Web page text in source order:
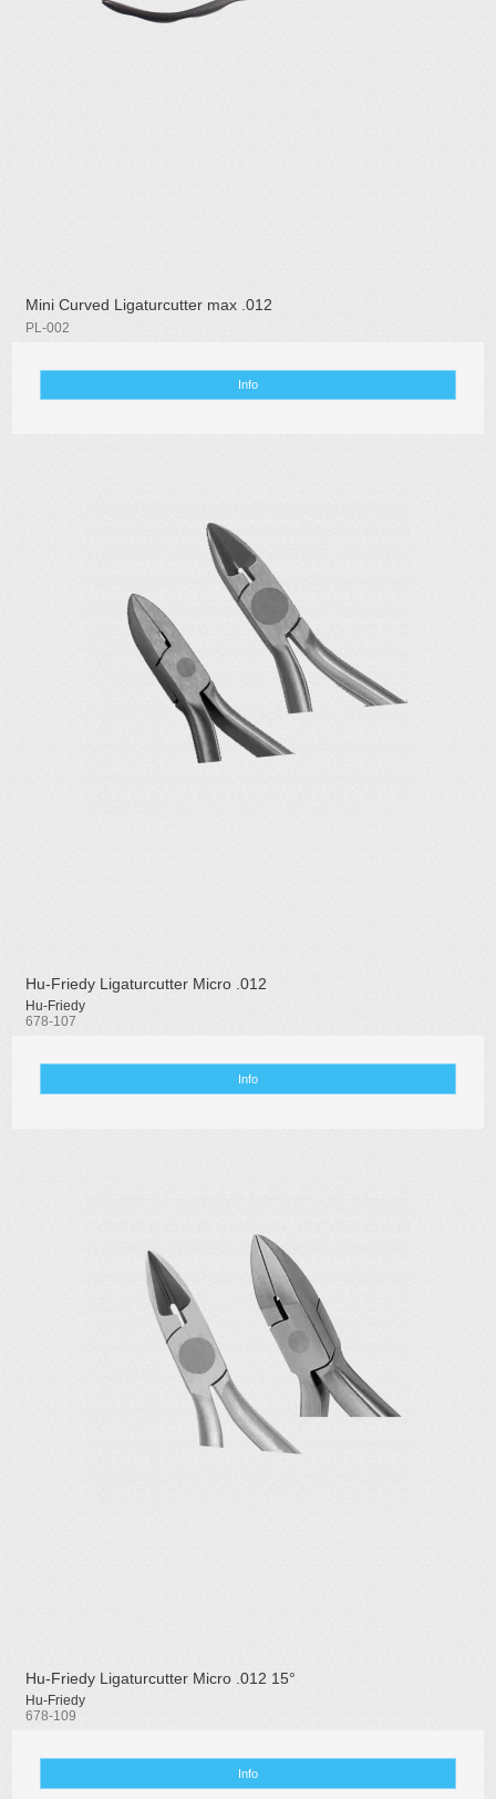
Mini Curved Ligaturcutter max .012
PL-002
Info
Hu-Friedy Ligaturcutter Micro .012
Hu-Friedy
678-107
Info
Hu-Friedy Ligaturcutter Micro .012 15°
Hu-Friedy
678-109
Info